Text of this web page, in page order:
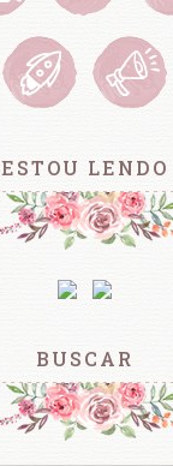
ESTOU LENDO
BUSCAR